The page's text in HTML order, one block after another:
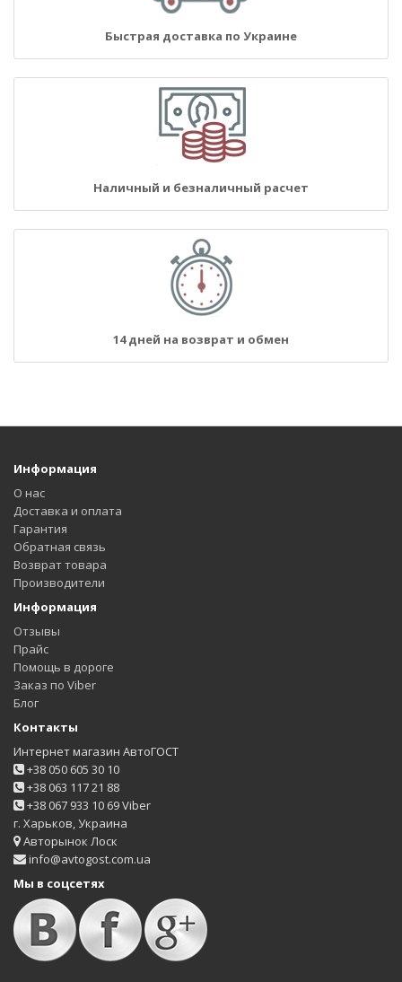
Быстрая доставка по Украине
Наличный и безналичный расчет
14 дней на возврат и обмен
Информация
О нас
Доставка и оплата
Гарантия
Обратная связь
Возврат товара
Производители
Информация
Отзывы
Прайс
Помощь в дороге
Заказ по Viber
Блог
Контакты
Интернет магазин АвтоГОСТ
+38 050 605 30 10
+38 063 117 21 88
+38 067 933 10 69 Viber
г. Харьков, Украина
Авторынок Лоск
info@avtogost.com.ua
Мы в соцсетях